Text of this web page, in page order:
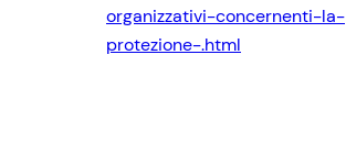
organizzativi-concernenti-la-
protezione-.html